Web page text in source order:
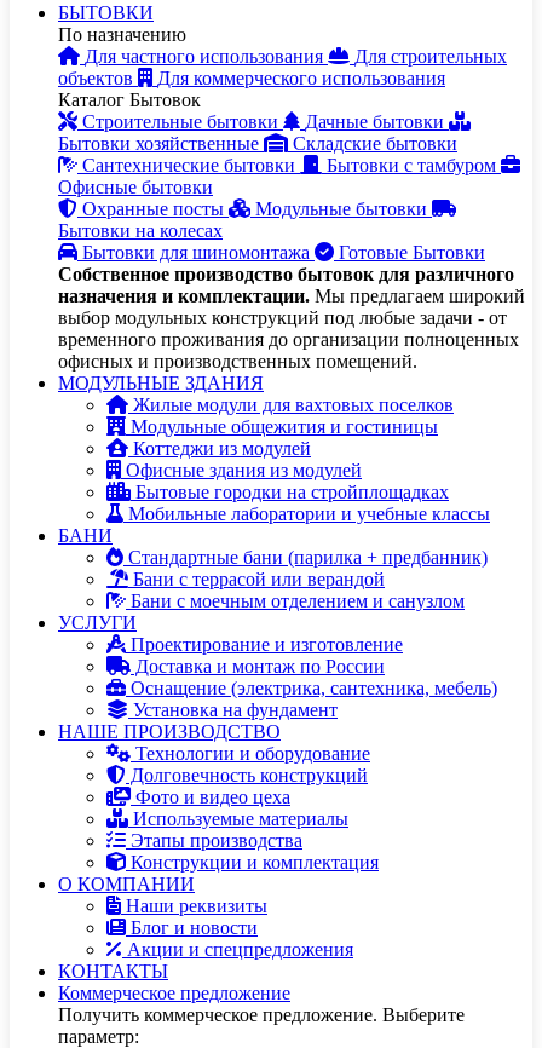
БЫТОВКИ
По назначению
Для частного использования
Для строительных
объектов
Для коммерческого использования
Каталог Бытовок
Строительные бытовки
Дачные бытовки
Бытовки хозяйственные
Складские бытовки
Сантехнические бытовки
Бытовки с тамбуром
Офисные бытовки
Охранные посты
Модульные бытовки
Бытовки на колесах
Бытовки для шиномонтажа
Готовые Бытовки
Собственное производство бытовок для различного
назначения и комплектации. Мы предлагаем широкий
выбор модульных конструкций под любые задачи - от
временного проживания до организации полноценных
офисных и производственных помещений.
МОДУЛЬНЫЕ ЗДАНИЯ
Жилые модули для вахтовых поселков
Модульные общежития и гостиницы
Коттеджи из модулей
Офисные здания из модулей
Бытовые городки на стройплощадках
Мобильные лаборатории и учебные классы
БАНИ
Стандартные бани (парилка + предбанник)
Бани с террасой или верандой
Бани с моечным отделением и санузлом
УСЛУГИ
Проектирование и изготовление
Доставка и монтаж по России
Оснащение (электрика, сантехника, мебель)
Установка на фундамент
НАШЕ ПРОИЗВОДСТВО
Технологии и оборудование
Долговечность конструкций
Фото и видео цеха
Используемые материалы
Этапы производства
Конструкции и комплектация
О КОМПАНИИ
Наши реквизиты
Блог и новости
Акции и спецпредложения
КОНТАКТЫ
Коммерческое предложение
Получить коммерческое предложение. Выберите
параметр: